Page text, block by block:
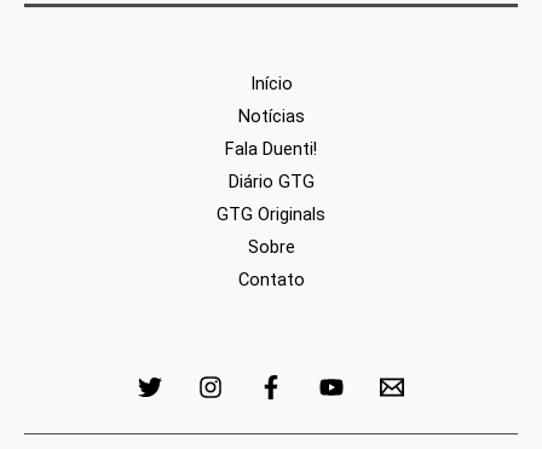
Início
Notícias
Fala Duenti!
Diário GTG
GTG Originals
Sobre
Contato